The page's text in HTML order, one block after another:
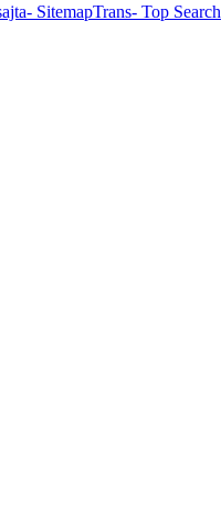
- SitemapTrans- Top Search